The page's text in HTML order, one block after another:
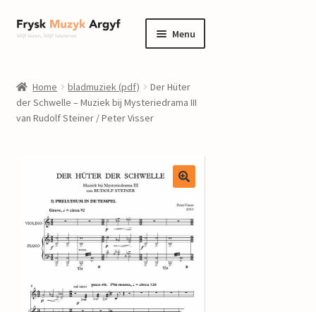
Ga
door
navigatie
Ga
naar
inhoud
Menu
informatie
Submenu
uitvouwen
Componisten
nieuws
events
contact
Home bladmuziek (pdf)
Der Hüter
der Schwelle – Muziek bij Mysteriedrama III
van Rudolf Steiner / Peter Visser